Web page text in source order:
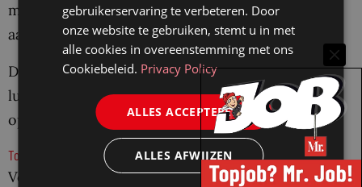
meer duidelijkheid of een positie die beter
aansluit bij wat je al hebt opgebouwd.
Dat zijn strategische loopbaanvragen. Geen
luxe, maar onderdeel van duurzaam werken
op senior niveau.
Tot slot
Voor senior advocaten is groei niet altijd
gebruikerservaring te verbeteren. Door
onze website te gebruiken, stemt u in met
alle cookies in overeenstemming met ons
Cookiebeleid. Privacy Policy
ALLES ACCEPTEREN
ALLES AFWIJZEN